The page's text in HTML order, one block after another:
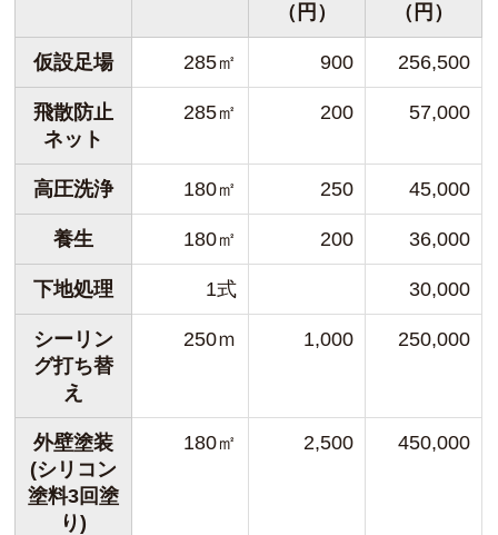
（円）
（円）
仮設足場 285㎡ 900 256,500
飛散防止
ネット
285㎡ 200 57,000
高圧洗浄 180㎡ 250 45,000
養生 180㎡ 200 36,000
下地処理 1式 30,000
シーリン
グ打ち替
え
250ｍ 1,000 250,000
外壁塗装
(シリコン
塗料3回塗
り)
180㎡ 2,500 450,000